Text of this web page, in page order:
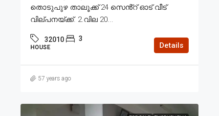
തൊടുപുഴ താലൂക്ക് 24 സെൻ്റ് ഓട് വീട്
വില്പനയ്ക്ക്. 2.വില 20...
32010 3
HOUSE Details
57 years ago